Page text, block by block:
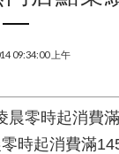
09:34:00 上午
時起消費滿